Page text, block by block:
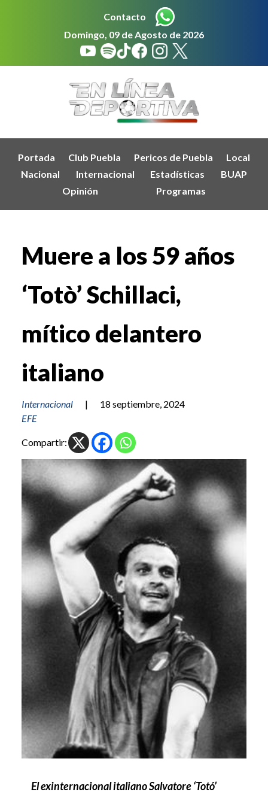
Contacto
Domingo, 09 de Agosto de 2026
Portada Club Puebla Pericos de Puebla
Local
Nacional
Internacional Estadísticas
BUAP
Opinión
Programas
Muere a los 59 años
‘Totò’ Schillaci,
mítico delantero
italiano
Internacional |
18 septiembre, 2024
EFE
Compartir:
El exinternacional italiano Salvatore ‘Totó’